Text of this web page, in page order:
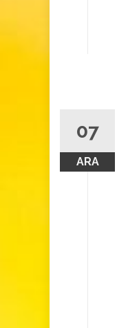
07
ARA